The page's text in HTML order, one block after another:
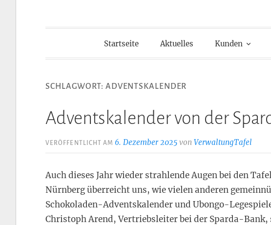
Startseite Aktuelles Kunden
SCHLAGWORT: ADVENTSKALENDER
Adventskalender von der
VERÖFFENTLICHT AM 6. Dezember 2025 vonVerwaltungTafel
Auch dieses Jahr wieder strahlende Augen bei den
Nürnberg überreicht uns, wie vielen anderen
Schokoladen-Adventskalender und Ubongo-
Christoph Arend, Vertriebsleiter bei der Sparda-Bank,